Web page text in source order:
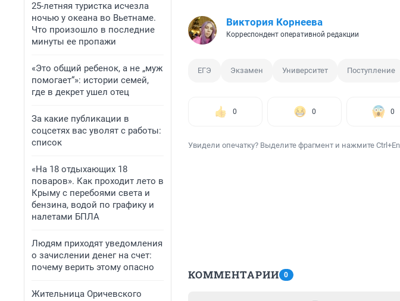
25-летняя туристка исчезла
ночью у океана во Вьетнаме.
Что произошло в последние
минуты ее пропажи
«Это общий ребенок, а не „муж
помогает“»: истории семей,
где в декрет ушел отец
За какие публикации в
соцсетях вас уволят с работы:
список
«На 18 отдыхающих 18
поваров». Как проходит лето в
Крыму с перебоями света и
бензина, водой по графику и
налетами БПЛА
Людям приходят уведомления
о зачислении денег на счет:
почему верить этому опасно
Жительница Оричевского
Виктория Корнеева
Корреспондент оперативной редакции
ЕГЭ Экзамен Университет Поступление
0 0 0
Увидели опечатку? Выделите фрагмент и нажмите
КОММЕНТАРИИ 0